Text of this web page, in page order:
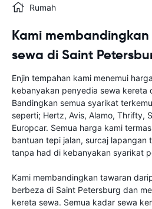
Rumah
Kami
sewa di Saint
Enjin tempahan kami menemui
kebanyakan penyedia sewa kereta
Bandingkan semua syarikat
seperti; Hertz, Avis, Alamo, Thrifty,
Europcar. Semua harga kami
bantuan tepi jalan, surcaj lapangan
tanpa had di kebanyakan syarikat
Kami membandingkan tawaran
berbeza di Saint Petersburg dan
kereta sewa. Semua kadar sewa